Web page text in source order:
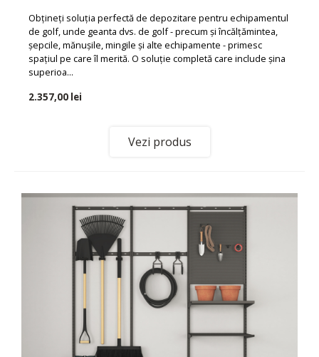
Obțineți soluția perfectă de depozitare pentru echipamentul
de golf, unde geanta dvs. de golf - precum și încălțămintea,
șepcile, mănușile, mingile și alte echipamente - primesc
spațiul pe care îl merită. O soluție completă care include șina
superioa...
2.357,00 lei
Vezi produs